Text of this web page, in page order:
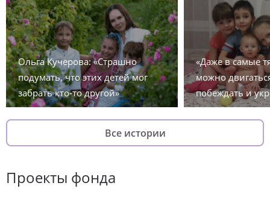
Ольга Кучерова: «Страшно
подумать, что этих детей мог
забрать кто-то другой»
«Даже в самые
можно
побеждать и
Все истории
Проекты фонда